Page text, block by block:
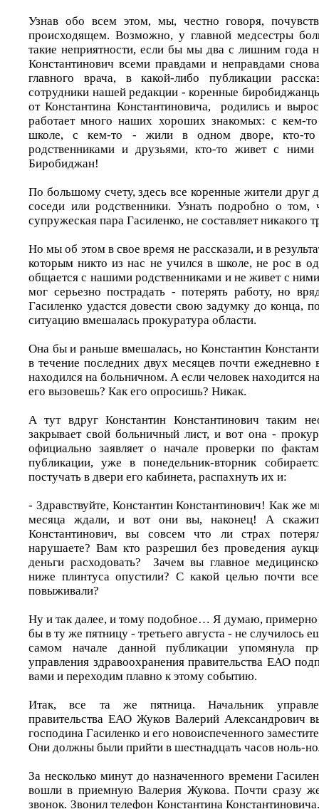
Узнав обо всем этом, мы, честно говоря,
происходящем. Возможно, у главной медсестры
такие неприятности, если бы мы два с лишним года
Константинович всеми правдами и неправдами
главного врача, в какой-либо публикации
сотрудники нашей редакции - коренные
от Константина Константиновича, родились и
работает много наших хороших знакомых: с кем-
школе, с кем-то - жили в одном дворе, кто-
родственниками и друзьями, кто-то живет с
Биробиджан!
По большому счету, здесь все коренные жители друг
соседи или родственники. Узнать подробно о том,
супружеская пара Гасиленко, не составляет никакого
Но мы об этом в свое время не рассказали, и в
которым никто из нас не учился в школе, не рос в
общается с нашими родственниками и не живет с
мог серьезно пострадать - потерять работу, но
Гасиленко удастся довести свою задумку до конца,
ситуацию вмешалась прокуратура области.
Она бы и раньше вмешалась, но Константин
в течение последних двух месяцев почти ежедневно
находился на больничном. А если человек находится
его вызовешь? Как его опросишь? Никак.
А тут вдруг Константин Константинович таким
закрывает свой больничный лист, и вот она -
официально заявляет о начале проверки по
публикации, уже в понедельник-вторник
постучать в двери его кабинета, распахнуть их и:
- Здравствуйте, Константин Константинович! Как же
месяца ждали, и вот они вы, наконец! А
Константинович, вы совсем что ли страх
нарушаете? Вам кто разрешил без проведения
деньги расходовать? Зачем вы главное
ниже плинтуса опустили? С какой целью почти
повыживали?
Ну и так далее, и тому подобное… Я думаю, примерно
бы в ту же пятницу - третьего августа - не случилось
самом начале данной публикации упомянула
управления здравоохранения правительства ЕАО
вами и переходим плавно к этому событию.
Итак, все та же пятница. Начальник
правительства ЕАО Жуков Валерий Александрович
господина Гасиленко и его новоиспеченного
Они должны были прийти в шестнадцать часов ноль-
За несколько минут до назначенного времени
вошли в приемную Валерия Жукова. Почти сразу
звонок. Звонил телефон Константина